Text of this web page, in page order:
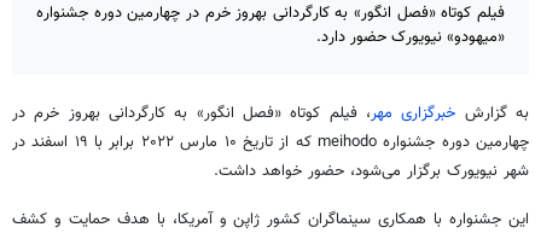
فیلم کوتاه «فصل انگور» به کارگردانی بهروز خرم در چهارمین دوره جشنواره
«میهودو» نیویورک حضور دارد.
به گزارش خبرگزاری مهر، فیلم کوتاه «فصل انگور» به کارگردانی بهروز خرم در
چهارمین دوره جشنواره meihodo که از تاریخ ۱۰ مارس ۲۰۲۲ برابر با ۱۹ اسفند در
شهر نیویورک برگزار می‌شود، حضور خواهد داشت.
این جشنواره با همکاری سینماگران کشور ژاپن و آمریکا، با هدف حمایت و کشف